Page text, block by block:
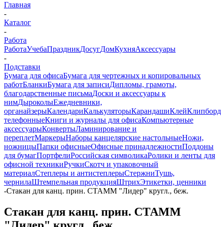
Главная
-
Каталог
-
Работа
РаботаУчебаПраздникДосугДомКухняАксессуары
-
Подставки
Бумага для офисаБумага для чертежных и копировальных
работБланкиБумага для записиДипломы, грамоты,
благодарственные письмаДоски и аксессуары к
нимДыроколыЕжедневники,
органайзерыКалендариКалькуляторыКарандашиКлей
телефонныеКниги и журналы для офисаКомпьютерные
аксессуарыКонвертыЛаминирование и
переплетМаркерыНаборы канцелярские настольныеНожи,
ножницыПапки офисныеОфисные принадлежностиПоддоны
для бумагПортфелиРоссийская символикаРолики и ленты для
офисной техникиРучкиСкотч и упаковочный
материалСтеплеры и антистеплерыСтержниТушь,
чернилаШтемпельная продукцияШтрихЭтикетки, ценники
-Стакан для канц. прин. СТАММ "Лидер" кругл., беж.
Стакан для канц. прин. СТАММ